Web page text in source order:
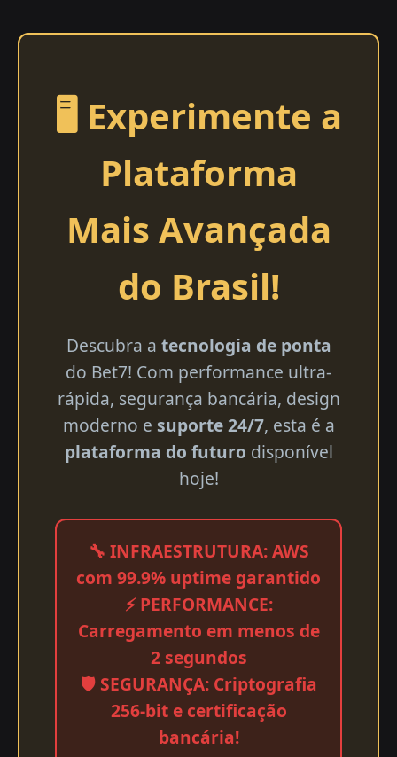
🖥️ Experimente a
Plataforma
Mais Avançada
do Brasil!
Descubra a tecnologia de ponta
do Bet7! Com performance ultra-
rápida, segurança bancária, design
moderno e suporte 24/7, esta é a
plataforma do futuro disponível
hoje!
🔧 INFRAESTRUTURA: AWS
com 99.9% uptime garantido
⚡ PERFORMANCE:
Carregamento em menos de
2 segundos
🛡️ SEGURANÇA: Criptografia
256-bit e certificação
bancária!